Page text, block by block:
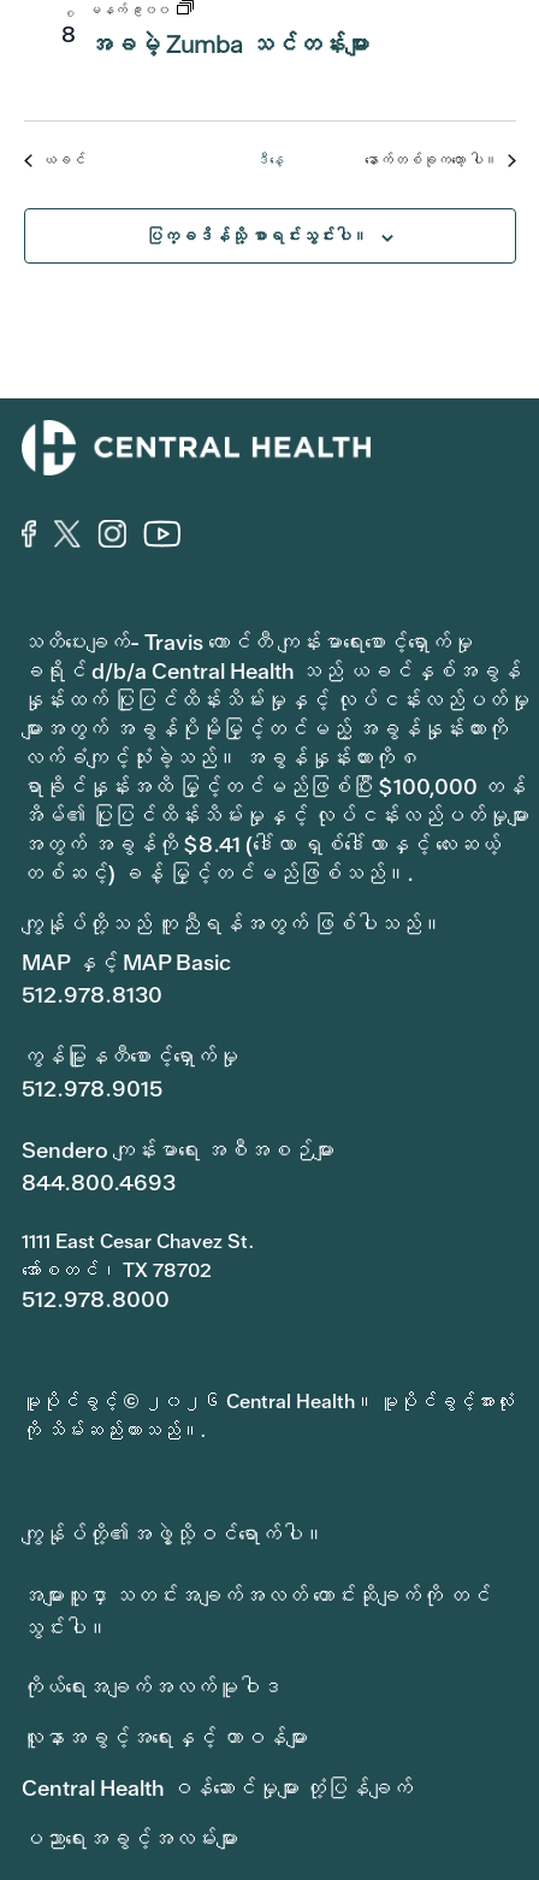
စ
8
မနက် ၉း၀၀
အခမဲ့ Zumba သင်တန်းများ
ယခင်အဲ့ဒါနဲ့ ဒီနေ့ နောက်တစ်ခုကတော့ အဲ့ဒါနဲ့
ပါ။
ပြက္ခဒိန်သို့ စာရင်းသွင်းပါ။
သတိပေးချက်- Travis ကောင်တီ ကျန်းမာရေးစောင့်ရှောက်မှု
ခရိုင် d/b/a Central Health သည် ယခင်နှစ်အခွန်
နှုန်းထက် ပြုပြင်ထိန်းသိမ်းမှုနှင့် လုပ်ငန်းလည်ပတ်မှု
များအတွက် အခွန်ပိုမိုမြှင့်တင်မည့် အခွန်နှုန်းထားကို
လက်ခံကျင့်သုံးခဲ့သည်။ အခွန်နှုန်းထားကို ၈
ရာခိုင်နှုန်းအထိ မြှင့်တင်မည်ဖြစ်ပြီး $100,000 တန်
အိမ်၏ ပြုပြင်ထိန်းသိမ်းမှုနှင့် လုပ်ငန်းလည်ပတ်မှုများ
အတွက် အခွန်ကို $8.41 (ဒေါ်လာ ရှစ်ဒေါ်လာနှင့် လေးဆယ့်
တစ်ဆင့်) ခန့် မြှင့်တင်မည်ဖြစ်သည်။.
ကျွန်ုပ်တို့သည် ကူညီရန်အတွက် ဖြစ်ပါသည်။
MAP နှင့် MAP Basic
512.978.8130
ကွန်မြူနတီစောင့်ရှောက်မှု
512.978.9015
Sendero ကျန်းမာရေး အစီအစဉ်များ
844.800.4693
1111 East Cesar Chavez St.
အော်စတင်၊ TX 78702
512.978.8000
မူပိုင်ခွင့် © ၂၀၂၆ Central Health။ မူပိုင်ခွင့်အားလုံး
ကို သိမ်းဆည်းထားသည်။.
ကျွန်ုပ်တို့၏အဖွဲ့သို့ဝင်ရောက်ပါ။
အများသူငှာ သတင်းအချက်အလတ် တောင်းဆိုချက်ကို တင်
သွင်းပါ။
ကိုယ်ရေးအချက်အလက်မူဝါဒ
လူနာအခွင့်အရေးနှင့် တာဝန်များ
Central Health ဝန်ဆောင်မှုများ တုံ့ပြန်ချက်
ပညာရေးအခွင့်အလမ်းများ